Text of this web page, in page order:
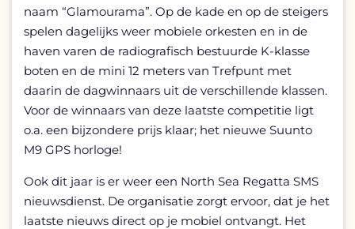
naam “Glamourama”. Op de kade en op de steigers
spelen dagelijks weer mobiele orkesten en in de
haven varen de radiografisch bestuurde K-klasse
boten en de mini 12 meters van Trefpunt met
daarin de dagwinnaars uit de verschillende klassen.
Voor de winnaars van deze laatste competitie ligt
o.a. een bijzondere prijs klaar; het nieuwe Suunto
M9 GPS horloge!
Ook dit jaar is er weer een North Sea Regatta SMS
nieuwsdienst. De organisatie zorgt ervoor, dat je het
laatste nieuws direct op je mobiel ontvangt. Het